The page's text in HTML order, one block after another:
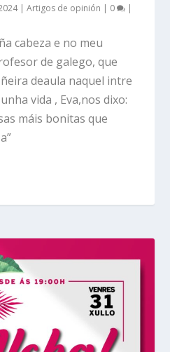
|Artigos de opinión | 0 |
cabeza e no meu
de galego, que
deaula naquel intre
vida , Eva,nos dixo:
máis bonitas que